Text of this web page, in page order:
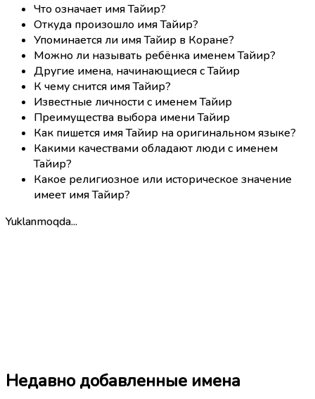
Что означает имя Тайир?
Откуда произошло имя Тайир?
Упоминается ли имя Тайир в Коране?
Можно ли называть ребёнка именем Тайир?
Другие имена, начинающиеся с Тайир
К чему снится имя Тайир?
Известные личности с именем Тайир
Преимущества выбора имени Тайир
Как пишется имя Тайир на оригинальном языке?
Какими качествами обладают люди с именем
Тайир?
Какое религиозное или историческое значение
имеет имя Тайир?
Yuklanmoqda...
Недавно добавленные имена